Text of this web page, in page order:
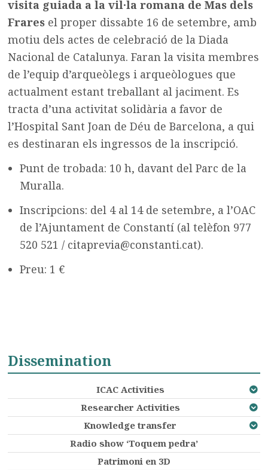
visita guiada a la vil·la romana de Mas dels
Frares el proper dissabte 16 de setembre, amb
motiu dels actes de celebració de la Diada
Nacional de Catalunya. Faran la visita membres
de l’equip d’arqueòlegs i arqueòlogues que
actualment estant treballant al jaciment. Es
tracta d’una activitat solidària a favor de
l’Hospital Sant Joan de Déu de Barcelona, a qui
es destinaran els ingressos de la inscripció.
Punt de trobada: 10 h, davant del Parc de la
Muralla.
Inscripcions: del 4 al 14 de setembre, a l’OAC
de l’Ajuntament de Constantí (al telèfon 977
520 521 / citaprevia@constanti.cat).
Preu: 1 €
Dissemination
ICAC Activities
Researcher Activities
Knowledge transfer
Radio show ‘Toquem pedra’
Patrimoni en 3D